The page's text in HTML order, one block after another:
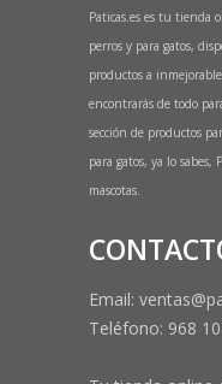
Paticas.es es tu tienda
perros y para gatos,
productos a
encontrarás de todo
sección de productos
para gatos, ya lo
mascotas.
Email:
Teléfono: 968